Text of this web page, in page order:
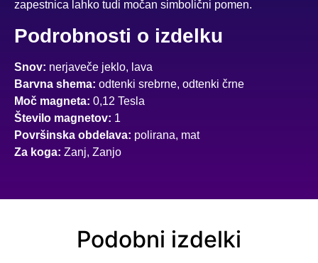
zapestnica lahko tudi močan simbolični pomen.
Podrobnosti o izdelku
Snov: nerjaveče jeklo, lava
Barvna shema: odtenki srebrne, odtenki črne
Moč magneta: 0,12 Tesla
Število magnetov: 1
Površinska obdelava: polirana, mat
Za koga: Zanj, Zanjo
Podobni izdelki